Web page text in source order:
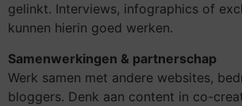
gelinkt. Interviews, infographics of
kunnen hierin goed werken.
Samenwerkingen & partnerschap
Werk samen met andere websites,
bloggers. Denk aan content in co-